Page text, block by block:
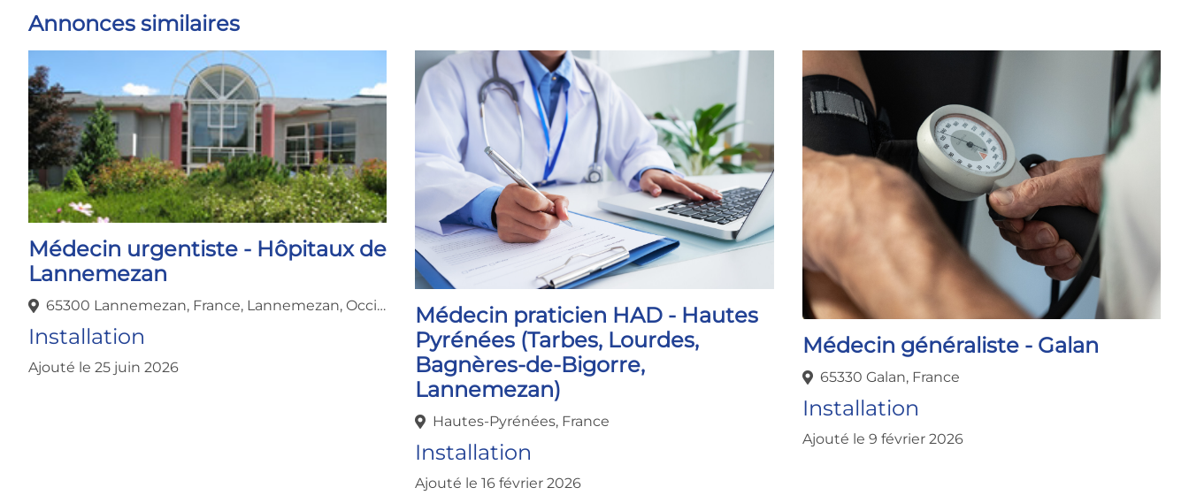
Annonces similaires
Médecin urgentiste - Hôpitaux de
Lannemezan
65300 Lannemezan, France, Lannemezan, Occitanie, France
Installation
Ajouté le 25 juin 2026
Médecin praticien HAD - Hautes
Pyrénées (Tarbes, Lourdes,
Bagnères-de-Bigorre,
Lannemezan)
Hautes-Pyrénées, France
Installation
Ajouté le 16 février 2026
Médecin généraliste - Galan
65330 Galan, France
Installation
Ajouté le 9 février 2026